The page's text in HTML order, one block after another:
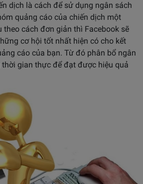
dịch là cách để sử dụng ngân sách
quảng cáo của chiến dịch một
theo cách đơn giản thì Facebook sẽ
cơ hội tốt nhất hiện có cho kết
cáo của bạn. Từ đó phân bổ ngân
gian thực để đạt được hiệu quả